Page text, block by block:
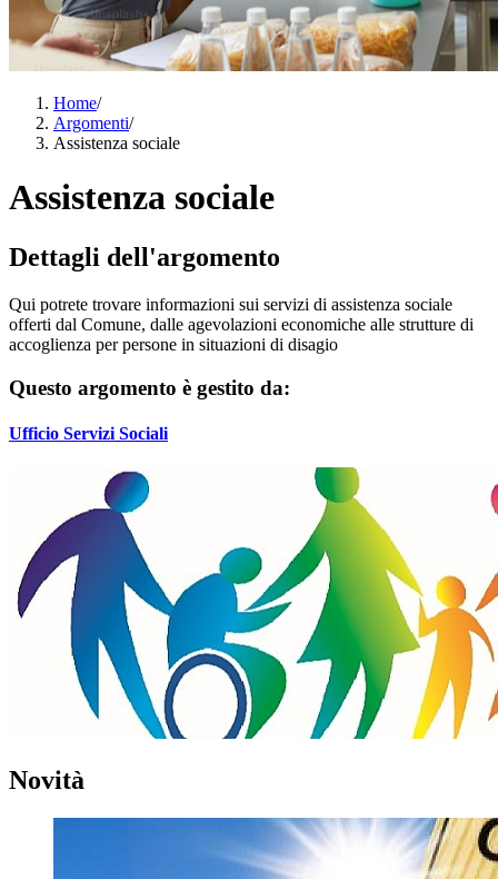
Home/
Argomenti/
Assistenza sociale
Assistenza sociale
Dettagli dell'argomento
Qui potrete trovare informazioni sui servizi di assistenza sociale
offerti dal Comune, dalle agevolazioni economiche alle strutture di
accoglienza per persone in situazioni di disagio
Questo argomento è gestito da:
Ufficio Servizi Sociali
Novità